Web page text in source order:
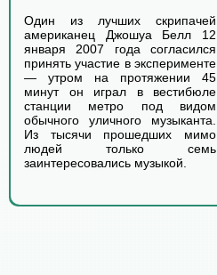
Один из лучших скрипачей
американец Джошуа Белл 12
января 2007 года согласился
принять участие в эксперименте
— утром на протяжении 45
минут он играл в вестибюле
станции метро под видом
обычного уличного музыканта.
Из тысячи прошедших мимо
людей только семь
заинтересовались музыкой.